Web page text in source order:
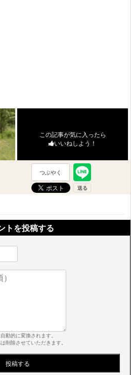
この記事が気に入ったら
いいねしよう！
つぶやく
トを投稿する
動的に変換されます。
削除させていただきます。